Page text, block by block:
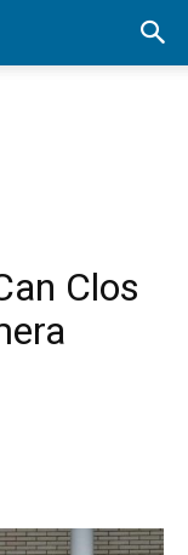
Clos